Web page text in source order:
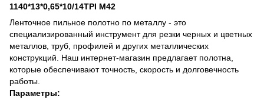
1140*13*0,65*10/14TPI M42
Ленточное пильное полотно по металлу - это
специализированный инструмент для резки черных и цветных
металлов, труб, профилей и других металлических
конструкций. Наш интернет-магазин предлагает полотна,
которые обеспечивают точность, скорость и долговечность
работы.
Параметры: